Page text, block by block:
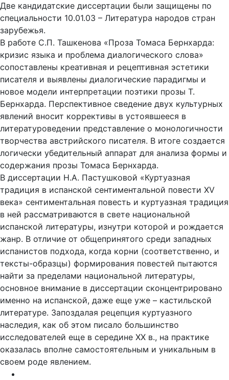
Две кандидатские диссертации были защищены по
специальности 10.01.03 – Литература народов стран
зарубежья.
В работе С.П. Ташкенова «Проза Томаса Бернхарда:
кризис языка и проблема диалогического слова»
сопоставлены креативная и рецептивная эстетики
писателя и выявлены диалогические парадигмы и
новое модели интерпретации поэтики прозы Т.
Бернхарда. Перспективное сведение двух культурных
явлений вносит коррективы в устоявшееся в
литературоведении представление о монологичности
творчества австрийского писателя. В итоге создается
логически убедительный аппарат для анализа формы и
содержания прозы Томаса Бернхарда.
В диссертации Н.А. Пастушковой «Куртуазная
традиция в испанской сентиментальной повести XV
века» сентиментальная повесть и куртуазная традиция
в ней рассматриваются в свете национальной
испанской литературы, изнутри которой и рождается
жанр. В отличие от общепринятого среди западных
испанистов подхода, когда корни (соответственно, и
тексты-образцы) формирования повестей пытаются
найти за пределами национальной литературы,
основное внимание в диссертации сконцентрировано
именно на испанской, даже еще уже – кастильской
литературе. Запоздалая рецепция куртуазного
наследия, как об этом писало большинство
исследователей еще в середине XX в., на практике
оказалась вполне самостоятельным и уникальным в
своем роде явлением.